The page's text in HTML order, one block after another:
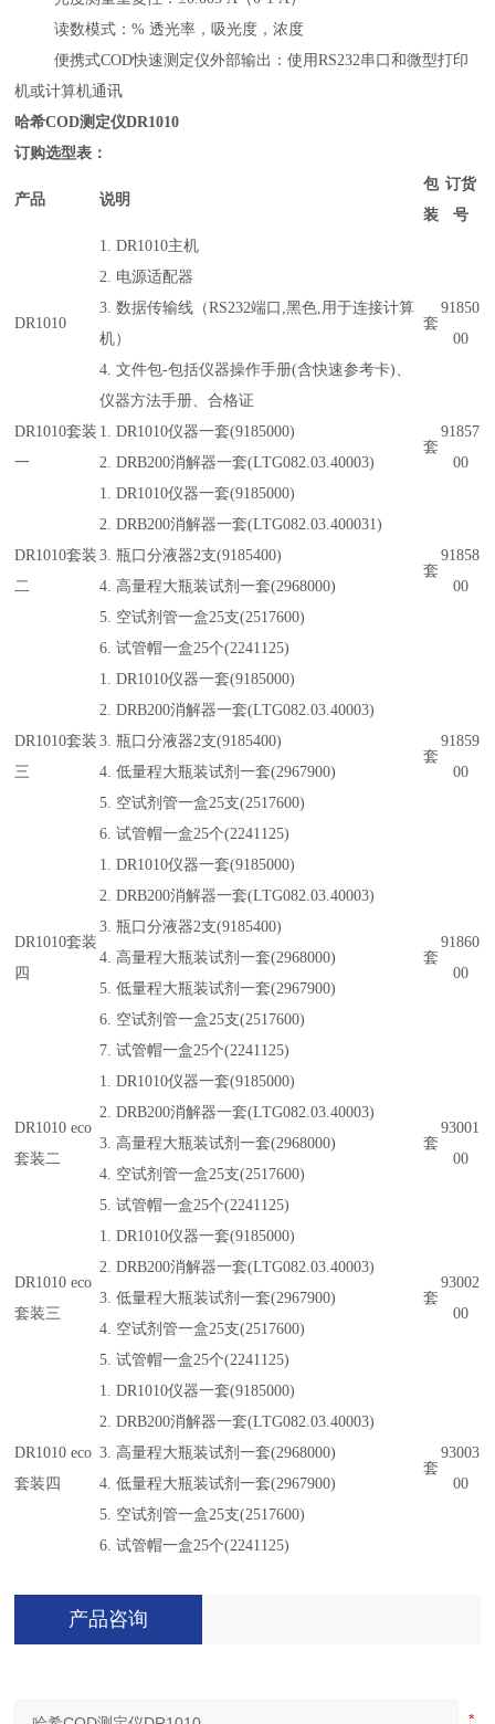
读数模式：% 透光率，吸光度，浓度
便携式COD快速测定仪外部输出：使用RS232串口和微型打印
机或计算机通讯
哈希COD测定仪DR1010
订购选型表：
产品 说明
包
装
订货
号
DR1010
1. DR1010主机
2. 电源适配器
3. 数据传输线（RS232端口,黑色,用于连接计算
机）
4. 文件包-包括仪器操作手册(含快速参考卡)、
仪器方法手册、合格证
套
91850
00
DR1010套装
一
1. DR1010仪器一套(9185000)
2. DRB200消解器一套(LTG082.03.40003)
套
91857
00
DR1010套装
二
1. DR1010仪器一套(9185000)
2. DRB200消解器一套(LTG082.03.400031)
3. 瓶口分液器2支(9185400)
4. 高量程大瓶装试剂一套(2968000)
5. 空试剂管一盒25支(2517600)
6. 试管帽一盒25个(2241125)
套
91858
00
DR1010套装
三
1. DR1010仪器一套(9185000)
2. DRB200消解器一套(LTG082.03.40003)
3. 瓶口分液器2支(9185400)
4. 低量程大瓶装试剂一套(2967900)
5. 空试剂管一盒25支(2517600)
6. 试管帽一盒25个(2241125)
套
91859
00
DR1010套装
四
1. DR1010仪器一套(9185000)
2. DRB200消解器一套(LTG082.03.40003)
3. 瓶口分液器2支(9185400)
4. 高量程大瓶装试剂一套(2968000)
5. 低量程大瓶装试剂一套(2967900)
6. 空试剂管一盒25支(2517600)
7. 试管帽一盒25个(2241125)
套
91860
00
DR1010 eco
套装二
1. DR1010仪器一套(9185000)
2. DRB200消解器一套(LTG082.03.40003)
3. 高量程大瓶装试剂一套(2968000)
4. 空试剂管一盒25支(2517600)
5. 试管帽一盒25个(2241125)
套
93001
00
DR1010 eco
套装三
1. DR1010仪器一套(9185000)
2. DRB200消解器一套(LTG082.03.40003)
3. 低量程大瓶装试剂一套(2967900)
4. 空试剂管一盒25支(2517600)
5. 试管帽一盒25个(2241125)
套
93002
00
DR1010 eco
套装四
1. DR1010仪器一套(9185000)
2. DRB200消解器一套(LTG082.03.40003)
3. 高量程大瓶装试剂一套(2968000)
4. 低量程大瓶装试剂一套(2967900)
5. 空试剂管一盒25支(2517600)
6. 试管帽一盒25个(2241125)
套
93003
00
产品咨询